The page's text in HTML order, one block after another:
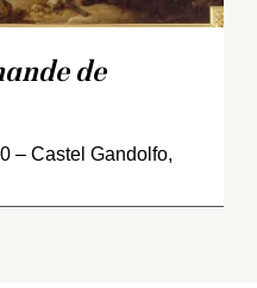
de
– Castel Gandolfo,